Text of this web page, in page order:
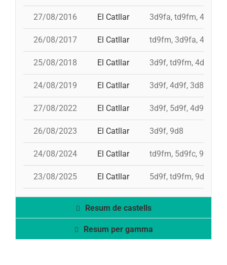
27/08/2016 El Catllar 3d9fa, td9fm, 4d9f,
26/08/2017 El Catllar td9fm, 3d9fa, 4d9f,
25/08/2018 El Catllar 3d9f, td9fm, 4d9f,
24/08/2019 El Catllar 3d9f, 4d9f, 3d8ac,
27/08/2022 El Catllar 3d9f, 5d9f, 4d9f,
26/08/2023 El Catllar 3d9f, 9d8
24/08/2024 El Catllar td9fm, 5d9fc, 9d8,
23/08/2025 El Catllar 5d9f, td9fm, 9d8,
Resum de castells
Resum per gamma